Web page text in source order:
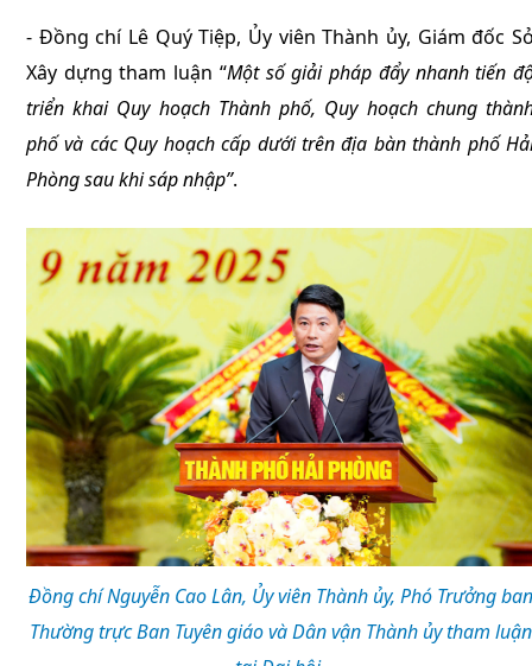
- Đồng chí Lê Quý Tiệp, Ủy viên Thành ủy, Giám đốc
Xây dựng tham luận “Một số giải pháp đẩy nhanh tiến
triển khai Quy hoạch Thành phố, Quy hoạch chung
phố và các Quy hoạch cấp dưới trên địa bàn thành phố
Phòng sau khi sáp nhập”.
Đồng chí Nguyễn Cao Lân, Ủy viên Thành ủy, Phó Trưởng ban
Thường trực Ban Tuyên giáo và Dân vận Thành ủy tham luận